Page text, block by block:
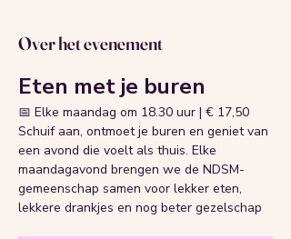
Over het evenement
Eten met je buren
📅 Elke maandag om 18.30 uur | € 17,50
Schuif aan, ontmoet je buren en geniet van
een avond die voelt als thuis. Elke
maandagavond brengen we de NDSM-
gemeenschap samen voor lekker eten,
lekkere drankjes en nog beter gezelschap